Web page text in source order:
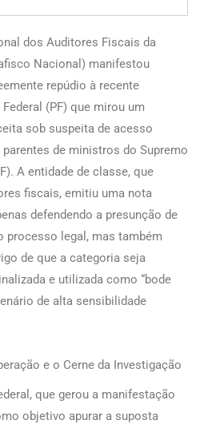
dos Auditores Fiscais da
Nacional) manifestou
repúdio à recente
(PF) que mirou um
sob suspeita de acesso
de ministros do Supremo
A entidade de classe, que
fiscais, emitiu uma nota
defendendo a presunção de
processo legal, mas também
de que a categoria seja
e utilizada como “bode
de alta sensibilidade
e o Cerne da Investigação
que gerou a manifestação
objetivo apurar a suposta